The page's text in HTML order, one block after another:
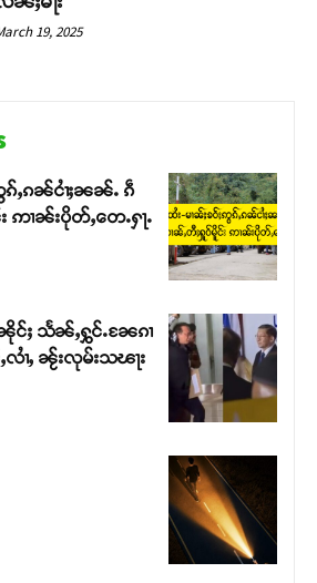
19, 2025
ၵ်ႇၵၼ်ငၢႆႈၼၼ်ႉ ၵဵ
ဢၢၼ်းပိုတ်ႇတေႉႁႃႉ
င်ႈ သႅၼ်ႇႁွင်ႉၼႄၵၢ
ၢႆႇ ၼႂ်းလုမ်းသၽႃး